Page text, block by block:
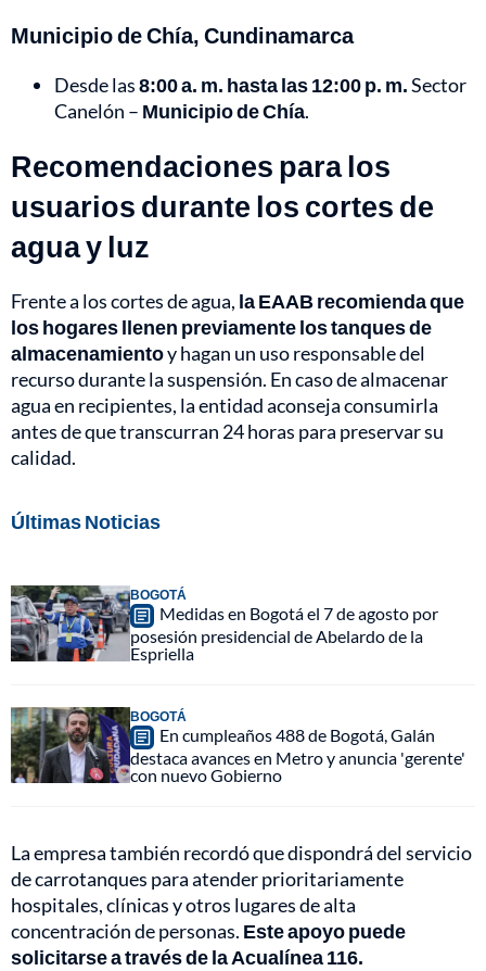
Municipio de Chía, Cundinamarca
Desde las8:00 a. m. hasta las 12:00 p. m.Sector
Canelón – Municipio de Chía.
Recomendaciones para los
usuarios durante los cortes de
agua y luz
Frente a los cortes de agua, la EAAB recomienda que
los hogares llenen previamente los tanques de
almacenamientoy hagan un uso responsable del
recurso durante la suspensión. En caso de almacenar
agua en recipientes, la entidad aconseja consumirla
antes de que transcurran 24 horas para preservar su
calidad.
Últimas Noticias
BOGOTÁ
Medidas en Bogotá el 7 de agosto por
posesión presidencial de Abelardo de la
Espriella
BOGOTÁ
En cumpleaños 488 de Bogotá, Galán
destaca avances en Metro y anuncia 'gerente'
con nuevo Gobierno
La empresa también recordó que dispondrá del servicio
de carrotanques para atender prioritariamente
hospitales, clínicas y otros lugares de alta
concentración de personas. Este apoyo puede
solicitarse a través de la Acualínea 116.